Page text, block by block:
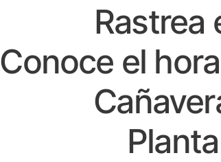
Rastrea
Conoce el